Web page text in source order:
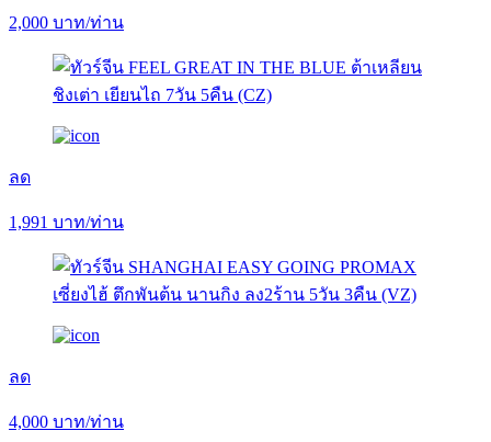
2,000 บาท/ท่าน
ลด
1,991 บาท/ท่าน
ลด
4,000 บาท/ท่าน